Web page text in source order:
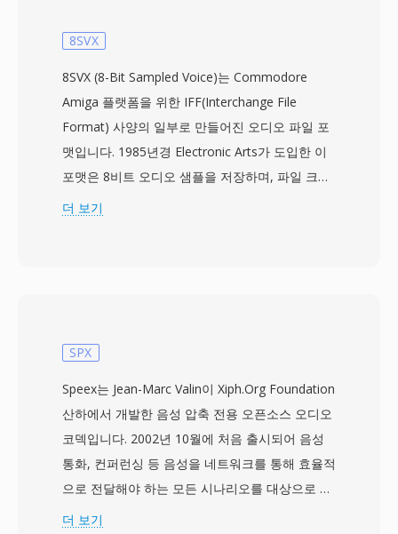
8SVX
8SVX (8-Bit Sampled Voice)는 Commodore
Amiga 플랫폼을 위한 IFF(Interchange File
Format) 사양의 일부로 만들어진 오디오 파일 포
맷입니다. 1985년경 Electronic Arts가 도입한 이
포맷은 8비트 오디오 샘플을 저장하며, 파일 크기
를 줄이기 위한 피보나치 델타 압축을 선택적으로
에서 활용되었습니다. 주요 장점 중 하나는 청크
과 생성이 매우 간편하다는 점입니다. 또 다른 장
점은 단일 파일 내에서 원샷 샘플, 루프 영역, 멀티
옥타브 악기 정의를 기본 지원하여 초기 음악 제작
에 유용했다는 것입니다. Amiga 플랫폼이 주류에
서 물러났지만, 8SVX 파일은 레트로 컴퓨팅 애호
가와 클래식 소프트웨어 및 오디오 콘텐츠를 보존
더 보기
SPX
Speex는 Jean-Marc Valin이 Xiph.Org Foundation
산하에서 개발한 음성 압축 전용 오픈소스 오디오
코덱입니다. 2002년 10월에 처음 출시되어 음성
통화, 컨퍼런싱 등 음성을 네트워크를 통해 효율적
으로 전달해야 하는 모든 시나리오를 대상으로 합
니다. SPX 파일은 Speex 인코딩 오디오를 Ogg 컨
더 보기